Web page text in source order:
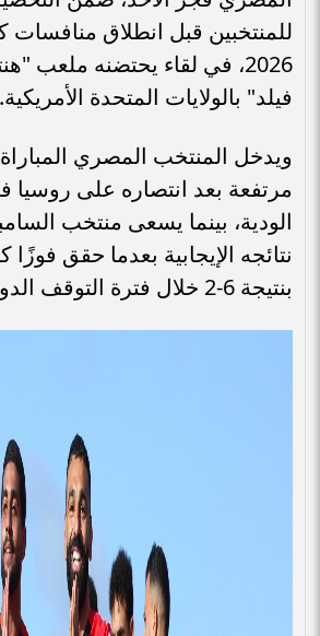
للمنتخبين قبل انطلاق منافسات
2026، في لقاء يحتضنه ملعب
فيلد" بالولايات المتحدة الأمريكية.
ويدخل المنتخب المصري
مرتفعة بعد انتصاره على روسيا
الودية، بينما يسعى منتخب
نتائجه الإيجابية بعدما حقق فوزًا
بنتيجة 6-2 خلال فترة التوقف الدولية الحالية.